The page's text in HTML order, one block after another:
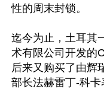
性的周末封锁。
迄今为止，土耳其
术有限公司开发的
后来又购买了由辉
部长法赫雷丁-科